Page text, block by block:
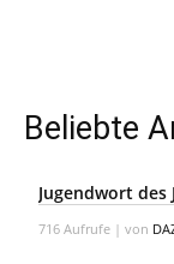
Beliebte
Jugendwort des
716 Aufrufe | von